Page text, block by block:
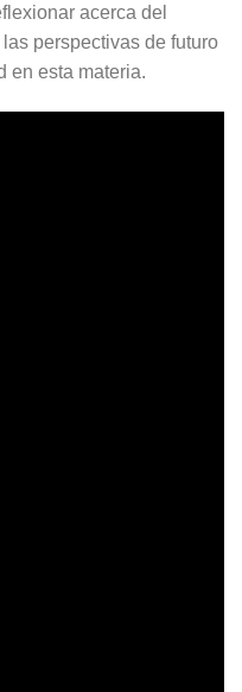
acerca del
perspectivas de futuro
en esta materia.